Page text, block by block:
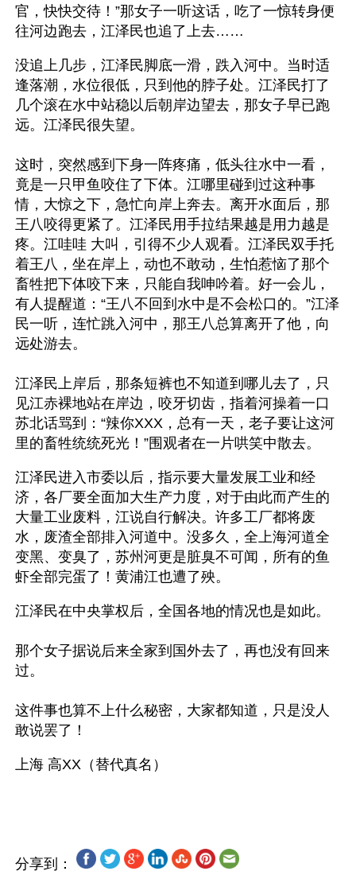
官，快快交待！”那女子一听这话，吃了一惊转身便
往河边跑去，江泽民也追了上去……
没追上几步，江泽民脚底一滑，跌入河中。当时适
逢落潮，水位很低，只到他的脖子处。江泽民打了
几个滚在水中站稳以后朝岸边望去，那女子早已跑
远。江泽民很失望。
这时，突然感到下身一阵疼痛，低头往水中一看，
竟是一只甲鱼咬住了下体。江哪里碰到过这种事
情，大惊之下，急忙向岸上奔去。离开水面后，那
王八咬得更紧了。江泽民用手拉结果越是用力越是
疼。江哇哇 大叫，引得不少人观看。江泽民双手托
着王八，坐在岸上，动也不敢动，生怕惹恼了那个
畜牲把下体咬下来，只能自我呻吟着。好一会儿，
有人提醒道：“王八不回到水中是不会松口的。”江泽
民一听，连忙跳入河中，那王八总算离开了他，向
远处游去。
江泽民上岸后，那条短裤也不知道到哪儿去了，只
见江赤裸地站在岸边，咬牙切齿，指着河操着一口
苏北话骂到：“辣你XXX，总有一天，老子要让这河
里的畜牲统统死光！”围观者在一片哄笑中散去。
江泽民进入市委以后，指示要大量发展工业和经
济，各厂要全面加大生产力度，对于由此而产生的
大量工业废料，江说自行解决。许多工厂都将废
水，废渣全部排入河道中。没多久，全上海河道全
变黑、变臭了，苏州河更是脏臭不可闻，所有的鱼
虾全部完蛋了！黄浦江也遭了殃。
江泽民在中央掌权后，全国各地的情况也是如此。
那个女子据说后来全家到国外去了，再也没有回来
过。
这件事也算不上什么秘密，大家都知道，只是没人
敢说罢了！
上海 高XX（替代真名）
分享到：